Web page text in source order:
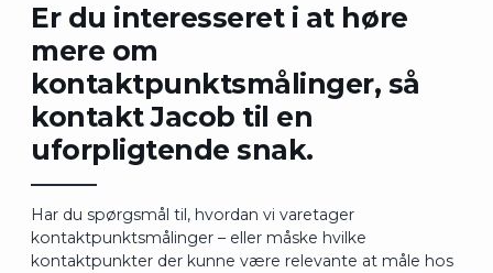
Er du interesseret i at høre
mere om
kontaktpunktsmålinger, så
kontakt Jacob til en
uforpligtende snak.
Har du spørgsmål til, hvordan vi varetager
kontaktpunktsmålinger – eller måske hvilke
kontaktpunkter der kunne være relevante at måle hos